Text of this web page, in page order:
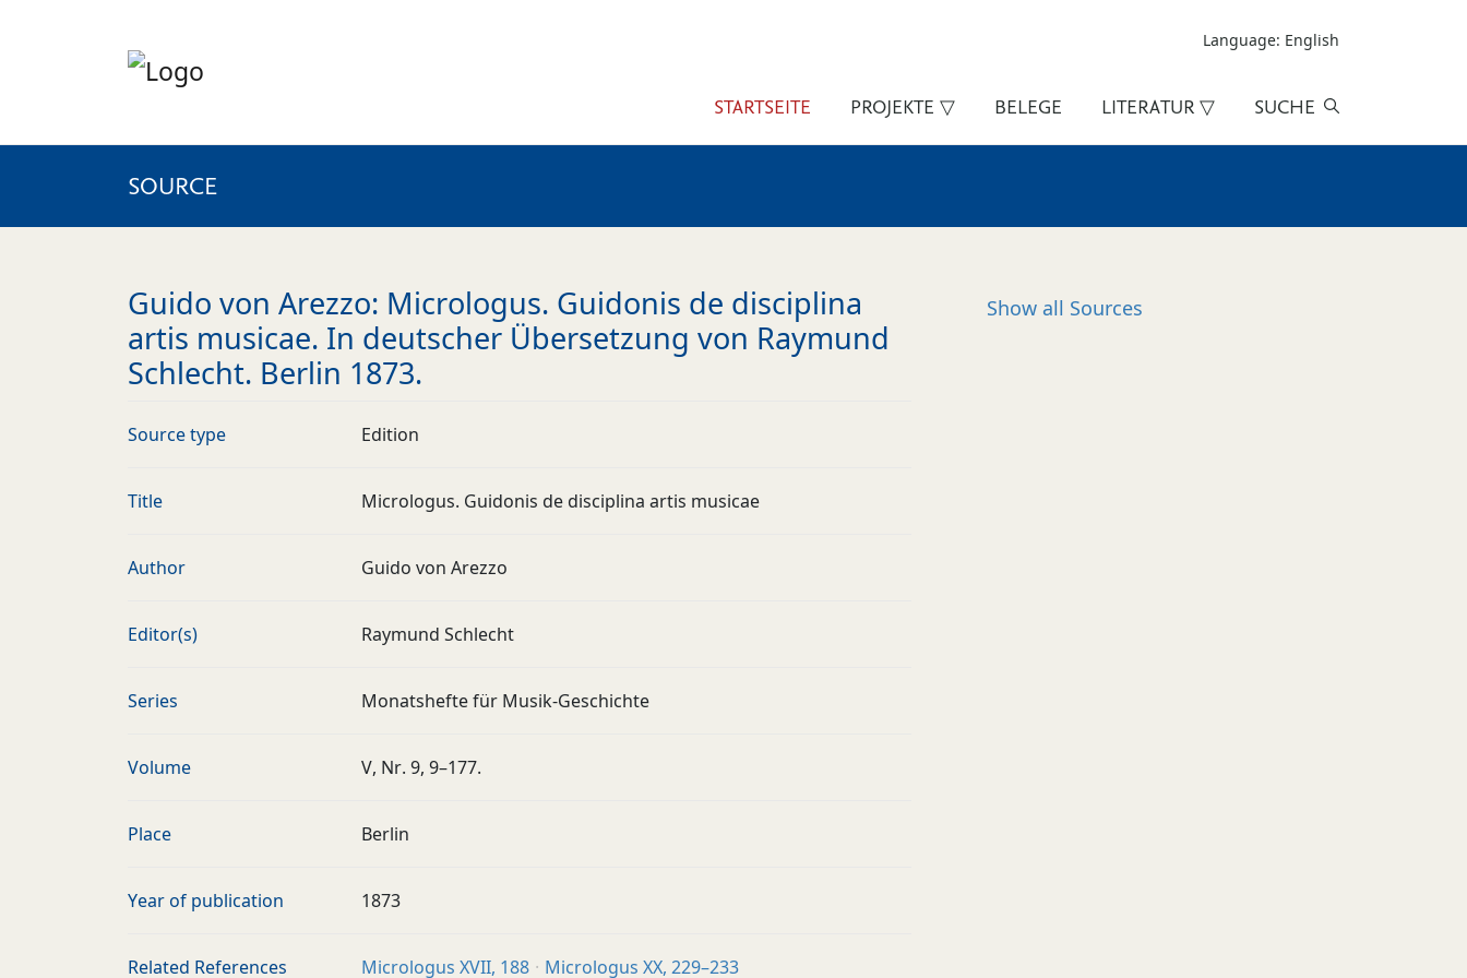
Language: English
STARTSEITE PROJEKTE ▽ BELEGE LITERATUR ▽ SUCHE
SOURCE
Guido von Arezzo: Micrologus. Guidonis de disciplina
artis musicae. In deutscher Übersetzung von Raymund
Schlecht. Berlin 1873.
Source type Edition
Title Micrologus. Guidonis de disciplina artis musicae
Author Guido von Arezzo
Editor(s) Raymund Schlecht
Series Monatshefte für Musik-Geschichte
Volume V, Nr. 9, 9–177.
Place Berlin
Year of publication 1873
Related References Micrologus XVII, 188 Micrologus XX, 229–233
Show all Sources